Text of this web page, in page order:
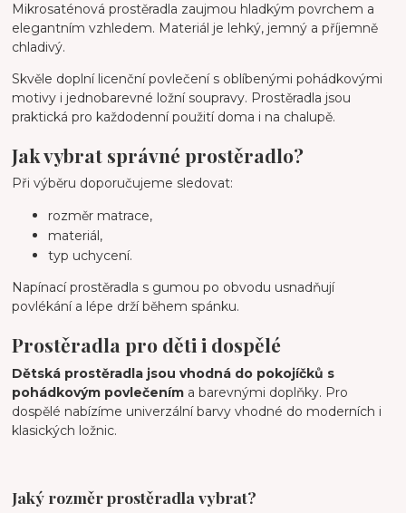
Mikrosaténová prostěradla zaujmou hladkým povrchem a
elegantním vzhledem. Materiál je lehký, jemný a příjemně
chladivý.
Skvěle doplní licenční povlečení s oblíbenými pohádkovými
motivy i jednobarevné ložní soupravy. Prostěradla jsou
praktická pro každodenní použití doma i na chalupě.
Jak vybrat správné prostěradlo?
Při výběru doporučujeme sledovat:
rozměr matrace,
materiál,
typ uchycení.
Napínací prostěradla s gumou po obvodu usnadňují
povlékání a lépe drží během spánku.
Prostěradla pro děti i dospělé
Dětská prostěradla jsou vhodná do pokojíčků s
pohádkovým povlečením a barevnými doplňky. Pro
dospělé nabízíme univerzální barvy vhodné do moderních i
klasických ložnic.
Jaký rozměr prostěradla vybrat?